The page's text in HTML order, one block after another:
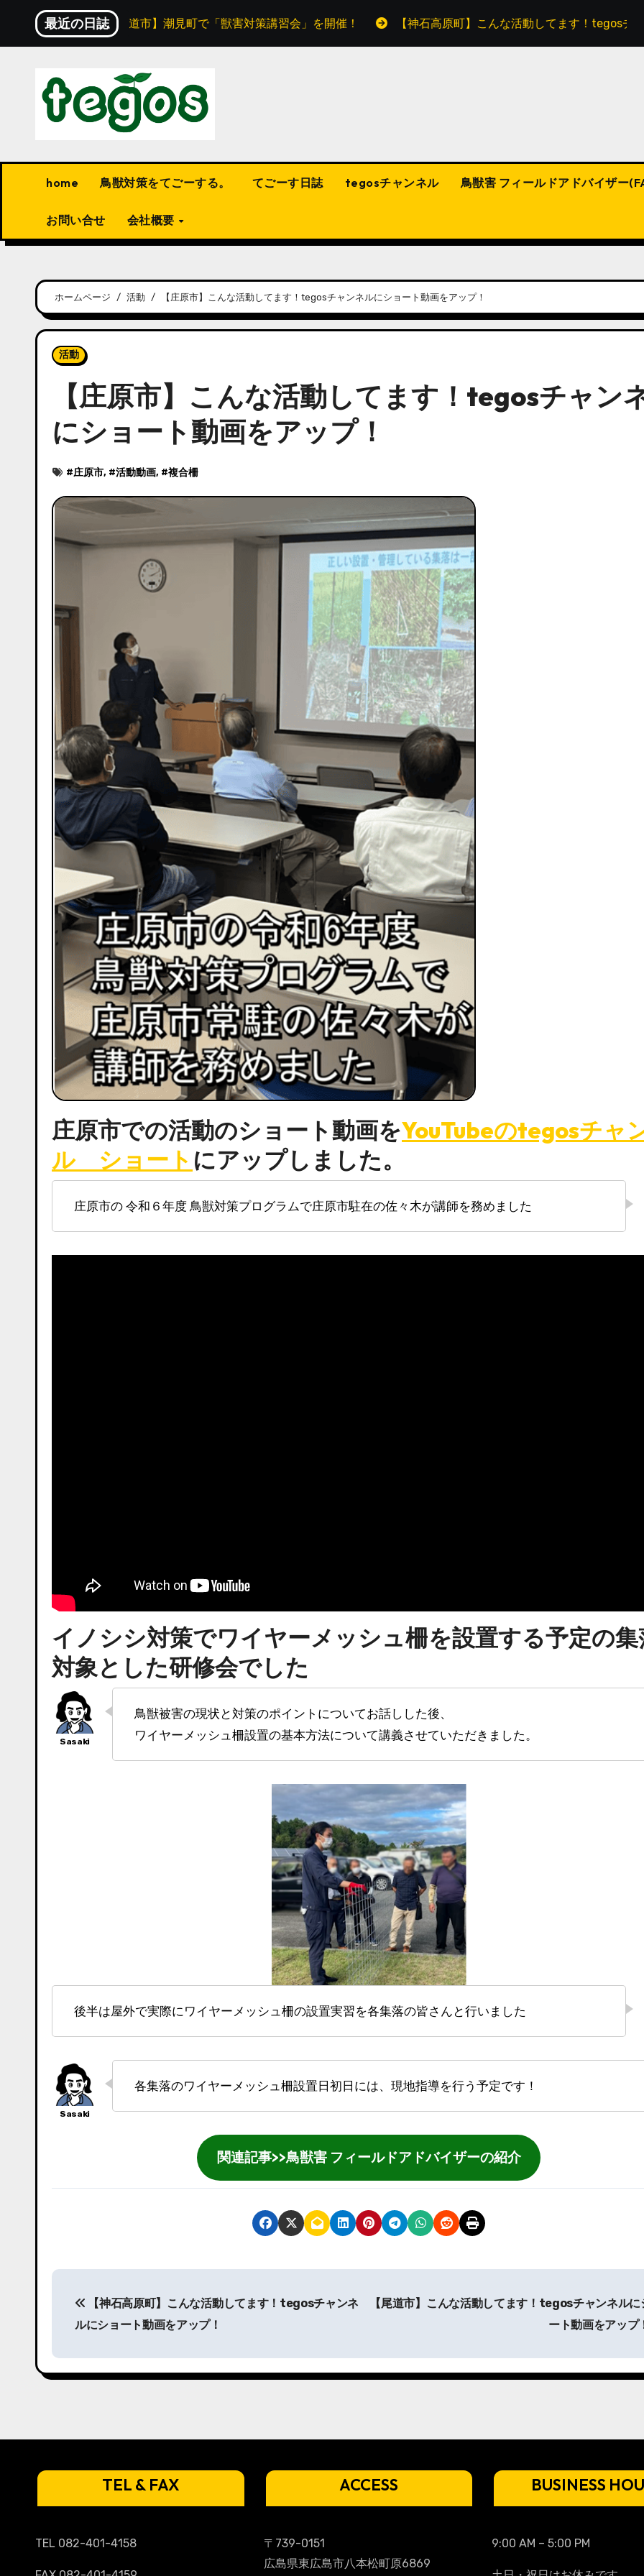
を
最近の日誌
【尾道市】潮見町で「獣害対策講習会」を開催！ 【神石高原町】こんな活動してます！tegosチャンネルに
home 鳥獣対策をてごーする。 てごーす日誌 tegosチャンネル 鳥獣害 フィールドアドバイザー
お問い合せ 会社概要
ホームページ 活動 【庄原市】こんな活動してます！tegosチャンネルにショート動画をアップ！
活動
【庄原市】こんな活動してます！tegosチャン
にショート動画をアップ！
#庄原市, #活動動画, #複合柵
庄原市での活動のショート動画をYouTubeのtegosチャ
ル ショート にアップしました。
庄原市の 令和６年度 鳥獣対策プログラムで庄原市駐在の佐々木が講師を務めました
イノシシ対策でワイヤーメッシュ柵を設置する予定の
対象とした研修会でした
鳥獣被害の現状と対策のポイントについてお話しした後、
ワイヤーメッシュ柵設置の基本方法について講義させていただきました。
後半は屋外で実際にワイヤーメッシュ柵の設置実習を各集落の皆さんと行いました
各集落のワイヤーメッシュ柵設置日初日には、現地指導を行う予定です！
関連記事>>鳥獣害 フィールドアドバイザーの紹介
投
ビ
【神石高原町】こんな活動してます！tegosチャンネ
ルにショート動画をアップ！
【尾道市】こんな活動してます！tegosチャンネルに
ート動画をアップ
TEL & FAX
TEL 082-401-4158
ACCESS
〒739-0151
広島県東広島市八本松町原6869
BUSINESS
9:00 AM – 5:00 PM